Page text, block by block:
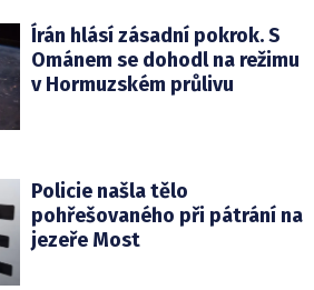
Írán hlásí zásadní pokrok. S
Ománem se dohodl na režimu
v Hormuzském průlivu
Policie našla tělo
pohřešovaného při pátrání na
jezeře Most